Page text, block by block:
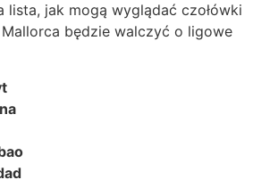
lista, jak mogą wyglądać czołówki
będzie walczyć o ligowe